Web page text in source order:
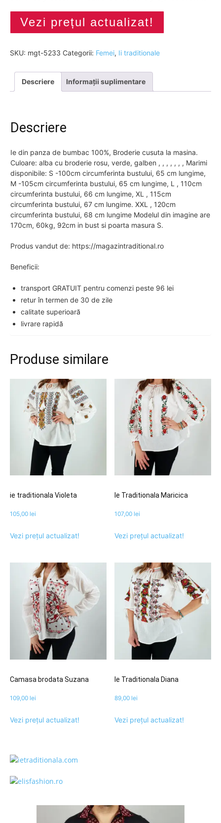
Vezi prețul actualizat!
SKU: mgt-5233 Categorii: Femei, Ii traditionale
Descriere Informații suplimentare
Descriere
Ie din panza de bumbac 100%, Broderie cusuta la masina.
Culoare: alba cu broderie rosu, verde, galben , , , , , , , Marimi
disponibile: S -100cm circumferinta bustului, 65 cm lungime,
M -105cm circumferinta bustului, 65 cm lungime, L , 110cm
circumferinta bustului, 66 cm lungime, XL , 115cm
circumferinta bustului, 67 cm lungime. XXL , 120cm
circumferinta bustului, 68 cm lungime Modelul din imagine are
170cm, 60kg, 92cm in bust si poarta masura S.
Produs vandut de: https://magazintraditional.ro
Beneficii:
transport GRATUIT pentru comenzi peste 96 lei
retur în termen de 30 de zile
calitate superioară
livrare rapidă
Produse similare
ie traditionala Violeta
105,00 lei
Vezi prețul actualizat!
Ie Traditionala Maricica
107,00 lei
Vezi prețul actualizat!
Camasa brodata Suzana
109,00 lei
Vezi prețul actualizat!
Ie Traditionala Diana
89,00 lei
Vezi prețul actualizat!